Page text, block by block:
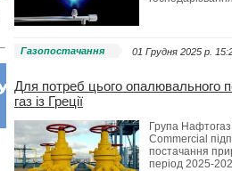
Газопостачання 01 Грудня 2025 p.
Для потреб цього опалювального
газ із Греції
Група Нафтогаз
Commercial
постачання
період 2025-